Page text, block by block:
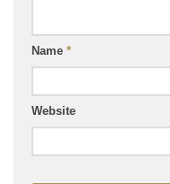
Name *
Website